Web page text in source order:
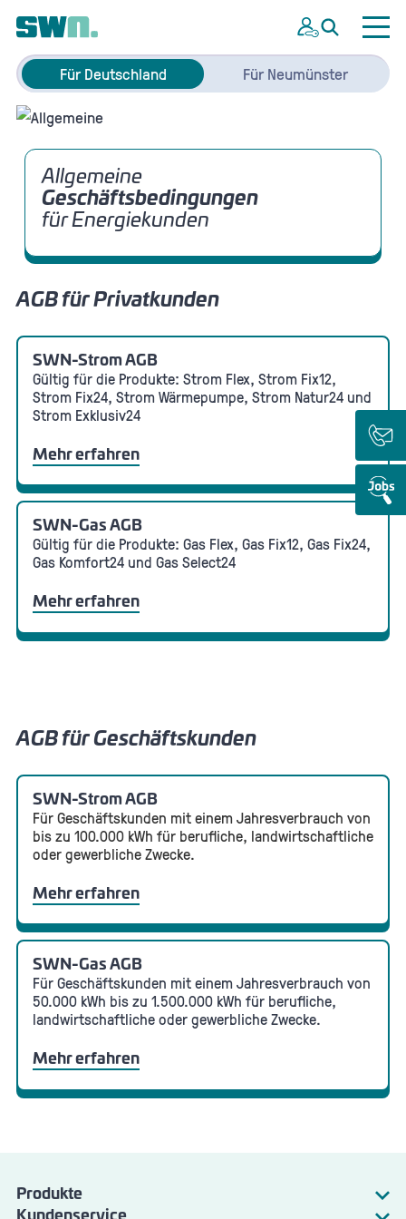
Für Deutschland Für Neumünster
Allgemeine
Geschäftsbedingungen
für Energiekunden
AGB für Privatkunden
SWN-Strom AGB
Gültig für die Produkte: Strom Flex, Strom Fix12,
Strom Fix24, Strom Wärmepumpe, Strom Natur24 und
Strom Exklusiv24
Mehr erfahren
SWN-Gas AGB
Gültig für die Produkte: Gas Flex, Gas Fix12, Gas Fix24,
Gas Komfort24 und Gas Select24
Mehr erfahren
AGB für Geschäftskunden
SWN-Strom AGB
Für Geschäftskunden mit einem Jahresverbrauch von
bis zu 100.000 kWh für berufliche, landwirtschaftliche
oder gewerbliche Zwecke.
Mehr erfahren
SWN-Gas AGB
Für Geschäftskunden mit einem Jahresverbrauch von
50.000 kWh bis zu 1.500.000 kWh für berufliche,
landwirtschaftliche oder gewerbliche Zwecke.
Mehr erfahren
Produkte